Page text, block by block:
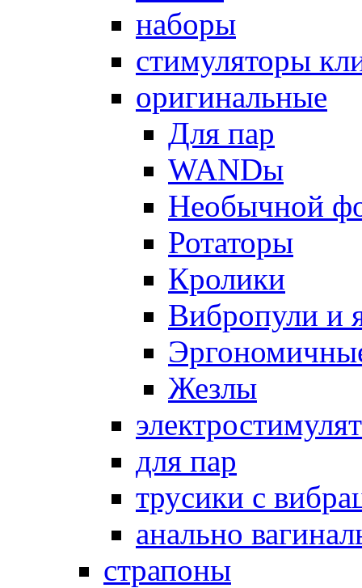
наборы
стимуляторы
оригинальные
Для пар
WANDы
Необычной
Ротаторы
Кролики
Вибропули и
Жезлы
для пар
трусики с
анально
страпоны